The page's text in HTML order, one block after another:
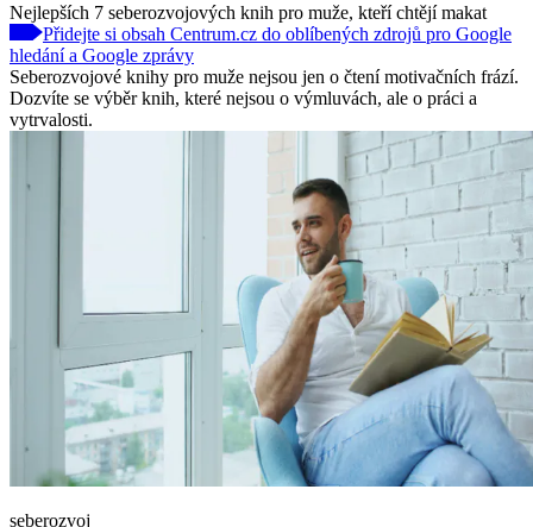
Nejlepších 7 seberozvojových knih pro muže, kteří chtějí makat
Přidejte si obsah Centrum.cz do oblíbených zdrojů pro Google
hledání a Google zprávy
Seberozvojové knihy pro muže nejsou jen o čtení motivačních frází.
Dozvíte se výběr knih, které nejsou o výmluvách, ale o práci a
vytrvalosti.
seberozvoj